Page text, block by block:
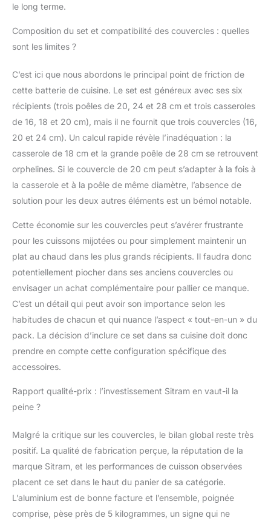
le long terme.
Composition du set et compatibilité des couvercles : quelles
sont les limites ?
C’est ici que nous abordons le principal point de friction de
cette batterie de cuisine. Le set est généreux avec ses six
récipients (trois poêles de 20, 24 et 28 cm et trois casseroles
de 16, 18 et 20 cm), mais il ne fournit que trois couvercles (16,
20 et 24 cm). Un calcul rapide révèle l’inadéquation : la
casserole de 18 cm et la grande poêle de 28 cm se retrouvent
orphelines. Si le couvercle de 20 cm peut s’adapter à la fois à
la casserole et à la poêle de même diamètre, l’absence de
solution pour les deux autres éléments est un bémol notable.
Cette économie sur les couvercles peut s’avérer frustrante
pour les cuissons mijotées ou pour simplement maintenir un
plat au chaud dans les plus grands récipients. Il faudra donc
potentiellement piocher dans ses anciens couvercles ou
envisager un achat complémentaire pour pallier ce manque.
C’est un détail qui peut avoir son importance selon les
habitudes de chacun et qui nuance l’aspect « tout-en-un » du
pack. La décision d’inclure ce set dans sa cuisine doit donc
prendre en compte cette configuration spécifique des
accessoires.
Rapport qualité-prix : l’investissement Sitram en vaut-il la
peine ?
Malgré la critique sur les couvercles, le bilan global reste très
positif. La qualité de fabrication perçue, la réputation de la
marque Sitram, et les performances de cuisson observées
placent ce set dans le haut du panier de sa catégorie.
L’aluminium est de bonne facture et l’ensemble, poignée
comprise, pèse près de 5 kilogrammes, un signe qui ne